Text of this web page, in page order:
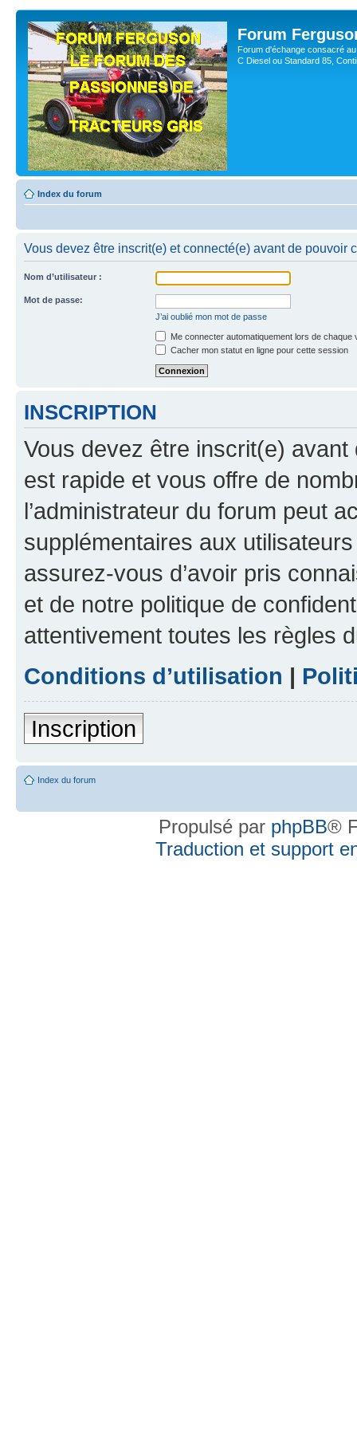
Forum
Forum d'échange consacré
C Diesel ou Standard 85,
Index du forum
Vous devez être inscrit(e) et connecté(e) avant de pouvoir
Nom d’utilisateur :
Mot de passe:
J’ai oublié mon mot de passe
Me connecter automatiquement lors de chaque
Cacher mon statut en ligne pour cette session
INSCRIPTION
Vous devez être inscrit(e) avant
est rapide et vous offre de
l’administrateur du forum peut
supplémentaires aux
assurez-vous d’avoir pris
et de notre politique de
attentivement toutes les règles
Conditions d’utilisation |
Inscription
Index du forum
Propulsé par phpBB®
Traduction et support